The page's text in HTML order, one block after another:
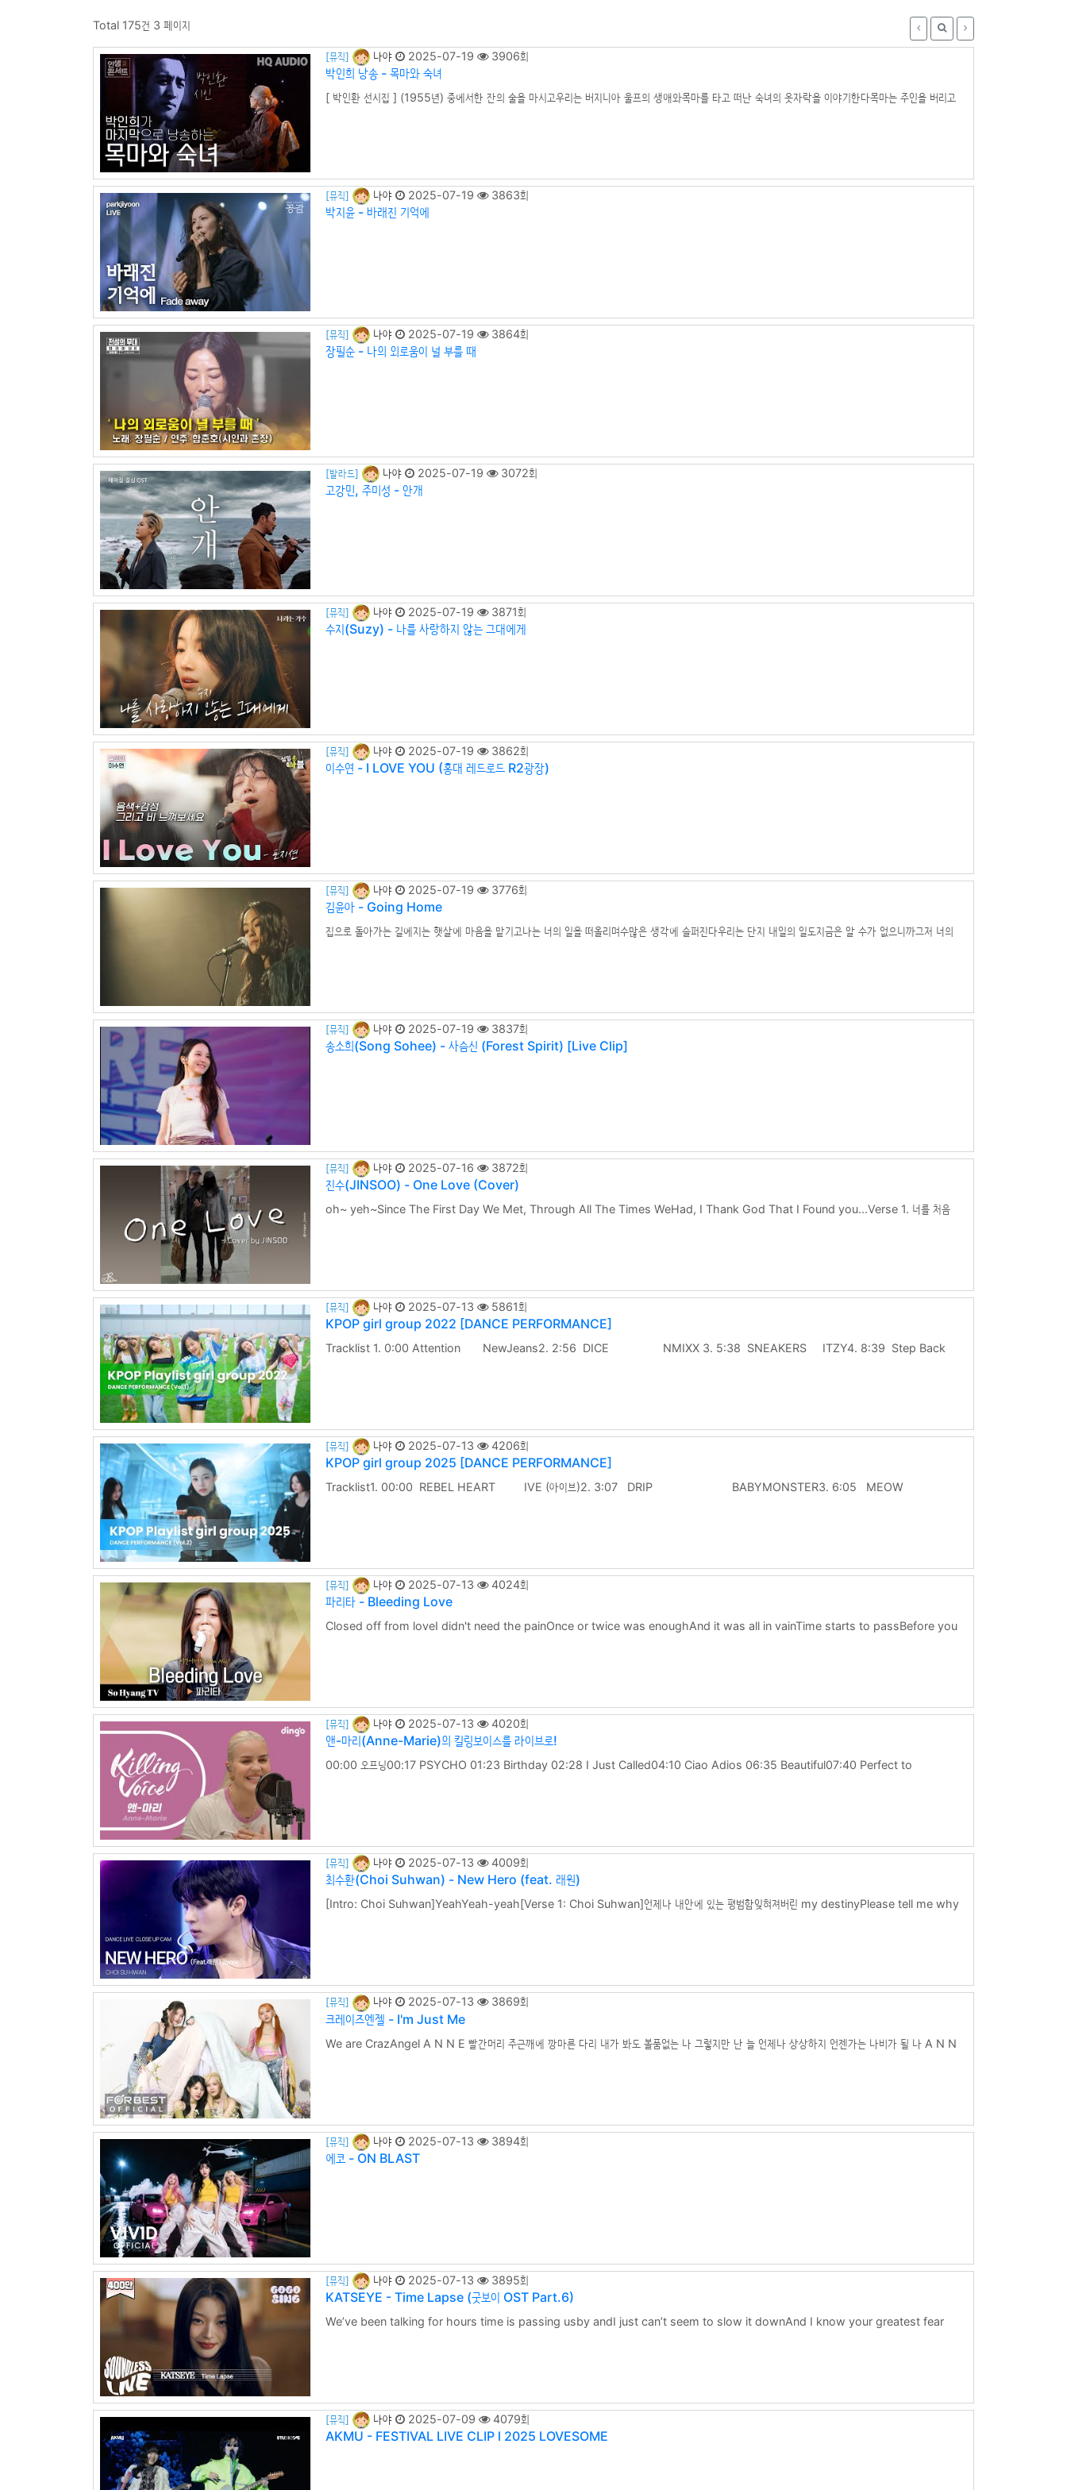
Total 175건 3 페이지
[뮤직] 나야 2025-07-19 3906회
박인희 낭송 - 목마와 숙녀
[ 박인환 선시집 ] (1955년) 중에서한 잔의 술을 마시고우리는 버지니아 울프의 생애와목마를 타고 떠난 숙녀의 옷자락을 이야기한다목마는 주인을 버리고
[뮤직] 나야 2025-07-19 3863회
박지윤 - 바래진 기억에
[뮤직] 나야 2025-07-19 3864회
장필순 - 나의 외로움이 널 부를 때
[발라드] 나야 2025-07-19 3072회
고강민, 주미성 - 안개
[뮤직] 나야 2025-07-19 3871회
수지(Suzy) - 나를 사랑하지 않는 그대에게
[뮤직] 나야 2025-07-19 3862회
이수연 - I LOVE YOU (홍대 레드로드 R2광장)
[뮤직] 나야 2025-07-19 3776회
김윤아 - Going Home
집으로 돌아가는 길에지는 햇살에 마음을 맡기고나는 너의 일을 떠올리며수많은 생각에 슬퍼진다우리는 단지 내일의 일도지금은 알 수가 없으니까그저 너의
[뮤직] 나야 2025-07-19 3837회
송소희(Song Sohee) - 사슴신 (Forest Spirit) [Live Clip]
[뮤직] 나야 2025-07-16 3872회
진수(JINSOO) - One Love (Cover)
oh~ yeh~Since The First Day We Met, Through All The Times WeHad, I Thank God That I Found you...Verse 1. 너를 처음
[뮤직] 나야 2025-07-13 5861회
KPOP girl group 2022 [DANCE PERFORMANCE]
Tracklist 1. 0:00 Attention NewJeans2. 2:56 DICE NMIXX 3. 5:38 SNEAKERS ITZY4. 8:39 Step Back
[뮤직] 나야 2025-07-13 4206회
KPOP girl group 2025 [DANCE PERFORMANCE]
Tracklist1. 00:00 REBEL HEART IVE (아이브)2. 3:07 DRIP BABYMONSTER3. 6:05 MEOW
[뮤직] 나야 2025-07-13 4024회
파리타 - Bleeding Love
Closed off from loveI didn't need the painOnce or twice was enoughAnd it was all in vainTime starts to passBefore you
[뮤직] 나야 2025-07-13 4020회
앤-마리(Anne-Marie)의 킬링보이스를 라이브로!
00:00 오프닝00:17 PSYCHO 01:23 Birthday 02:28 I Just Called04:10 Ciao Adios 06:35 Beautiful07:40 Perfect to
[뮤직] 나야 2025-07-13 4009회
최수환(Choi Suhwan) - New Hero (feat. 래원)
[Intro: Choi Suhwan]YeahYeah-yeah[Verse 1: Choi Suhwan]언제나 내안에 있는 평범함잊혀져버린 my destinyPlease tell me why
[뮤직] 나야 2025-07-13 3869회
크레이즈엔젤 - I'm Just Me
We are CrazAngel A N N E 빨간머리 주근깨에 깡마른 다리 내가 봐도 볼품없는 나 그렇지만 난 늘 언제나 상상하지 언젠가는 나비가 될 나 A N N
[뮤직] 나야 2025-07-13 3894회
에코 - ON BLAST
[뮤직] 나야 2025-07-13 3895회
KATSEYE - Time Lapse (굿보이 OST Part.6)
We’ve been talking for hours time is passing usby andI just can’t seem to slow it downAnd I know your greatest fear
[뮤직] 나야 2025-07-09 4079회
AKMU - FESTIVAL LIVE CLIP l 2025 LOVESOME